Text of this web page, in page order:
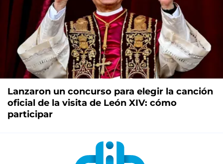
Lanzaron un concurso para elegir la canción
oficial de la visita de León XIV: cómo
participar